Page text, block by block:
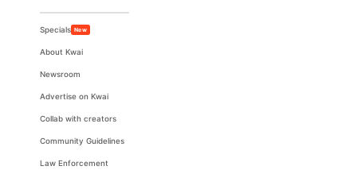
Specials New
About Kwai
Newsroom
Advertise on Kwai
Collab with creators
Community Guidelines
Law Enforcement